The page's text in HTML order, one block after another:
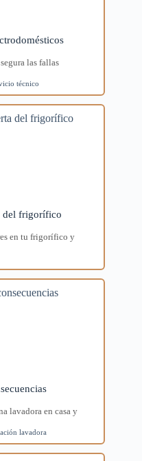
las fallas
técnico
del frigorífico
en tu frigorífico y
lavadora en casa y
lavadora